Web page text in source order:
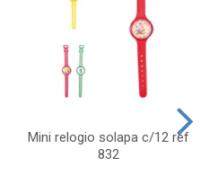
Mini relogio solapa c/12 ref
832